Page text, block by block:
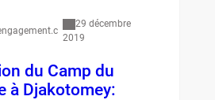
29 décembre
2019
du Camp du
à Djakotomey: